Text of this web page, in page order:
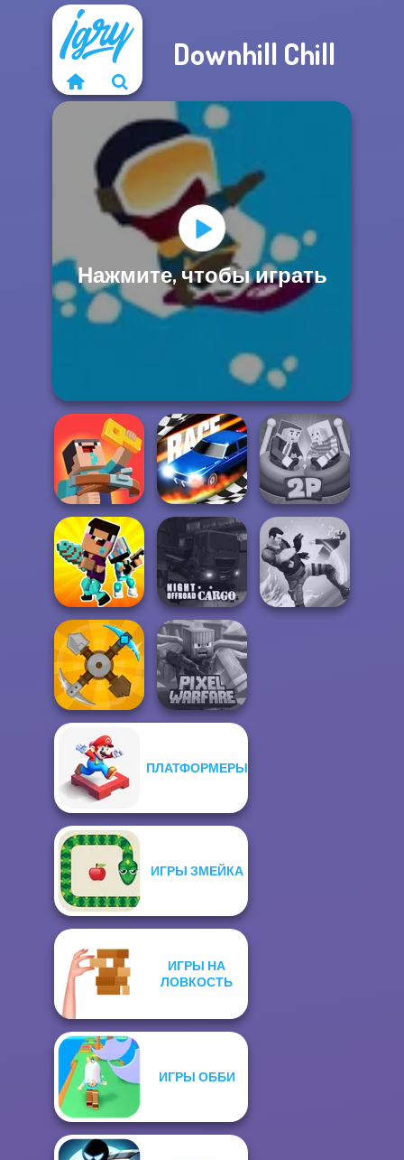
Downhill Chill
Нажмите, чтобы играть
Noob: Zombie
Prison Escape
Drag Race 3D
Ragdoll Arena 2
Player
Noob vs Pro
Challenge
Night OffRoad
Cargo
Craft Drill
Minecraft Pixel
ПЛАТФОРМЕРЫ
ИГРЫ ЗМЕЙКА
ИГРЫ НА
ЛОВКОСТЬ
ИГРЫ ОББИ